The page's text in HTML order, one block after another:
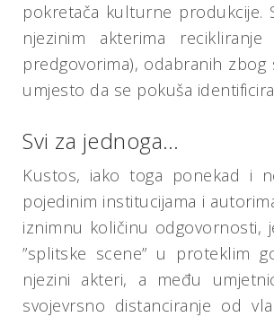
pokretača kulturne produkcije.
njezinim akterima
predgovorima), odabranih
umjesto da se pokuša
Svi za jednoga…
Kustos, iako toga ponekad i
pojedinim institucijama i
iznimnu količinu odgovornosti,
”splitske scene” u proteklim
njezini akteri, a među
svojevrsno distanciranje od